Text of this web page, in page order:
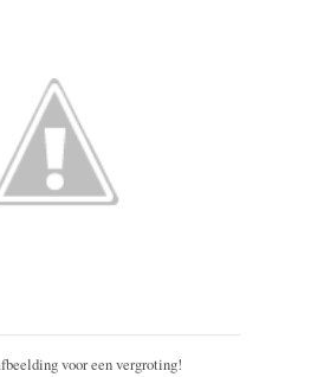
voor een vergroting!